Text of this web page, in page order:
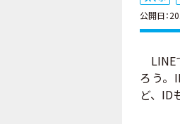
公開日：
LINE
ろう。
ど、ID